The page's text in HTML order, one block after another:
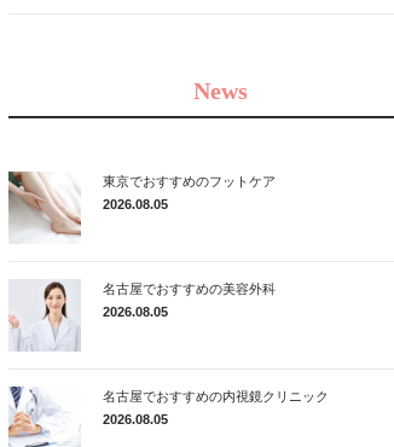
News
東京でおすすめのフットケア
2026.08.05
名古屋でおすすめの美容外科
2026.08.05
名古屋でおすすめの内視鏡クリニック
2026.08.05